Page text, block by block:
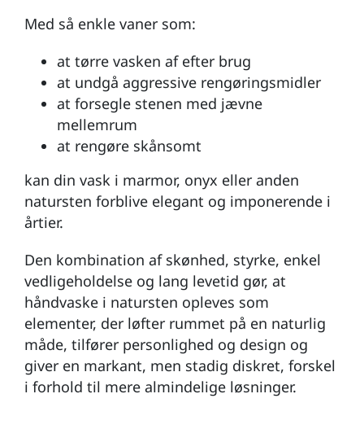
Med så enkle vaner som:
at tørre vasken af efter brug
at undgå aggressive rengøringsmidler
at forsegle stenen med jævne
mellemrum
at rengøre skånsomt
kan din vask i marmor, onyx eller anden
natursten forblive elegant og imponerende i
årtier.
Den kombination af skønhed, styrke, enkel
vedligeholdelse og lang levetid gør, at
håndvaske i natursten opleves som
elementer, der løfter rummet på en naturlig
måde, tilfører personlighed og design og
giver en markant, men stadig diskret, forskel
i forhold til mere almindelige løsninger.